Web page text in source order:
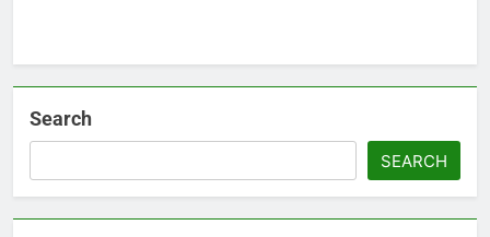
Search
SEARCH